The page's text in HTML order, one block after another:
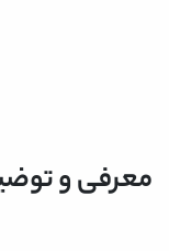
معرفی و